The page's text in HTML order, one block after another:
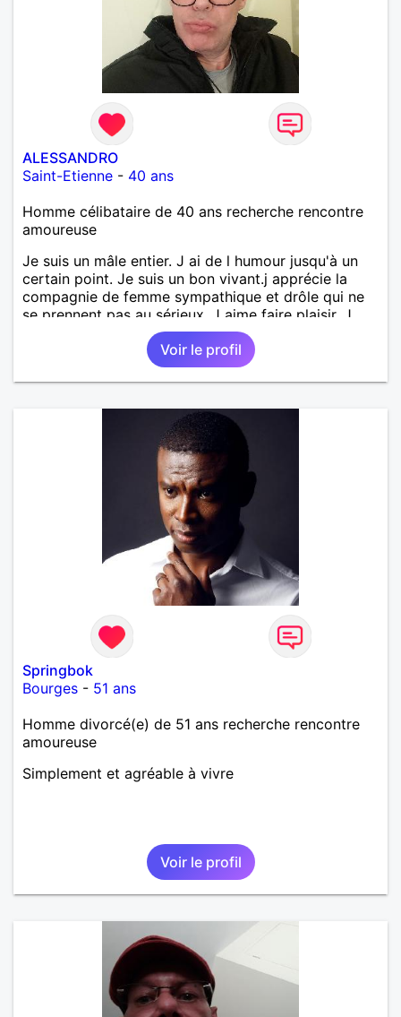
ALESSANDRO
Saint-Etienne - 40 ans
Homme célibataire de 40 ans recherche rencontre
amoureuse
Je suis un mâle entier. J ai de l humour jusqu'à un
certain point. Je suis un bon vivant.j apprécie la
compagnie de femme sympathique et drôle qui ne
se prennent pas au sérieux. J aime faire plaisir. J
apprécie de partager des moments simples avec
des personnes cool. J apprécie les féminine,
sensuelle, douce et drôle ..
Voir le profil
Springbok
Bourges - 51 ans
Homme divorcé(e) de 51 ans recherche rencontre
amoureuse
Simplement et agréable à vivre
Voir le profil